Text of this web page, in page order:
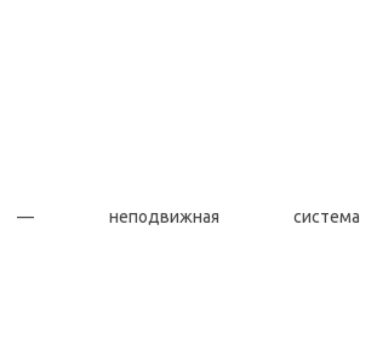
— неподвижная система